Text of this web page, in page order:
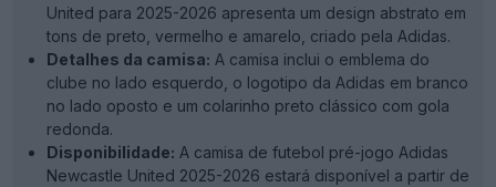
United para 2025-2026 apresenta um design abstrato em
tons de preto, vermelho e amarelo, criado pela Adidas.
Detalhes da camisa: A camisa inclui o emblema do
clube no lado esquerdo, o logotipo da Adidas em branco
no lado oposto e um colarinho preto clássico com gola
redonda.
Disponibilidade: A camisa de futebol pré-jogo Adidas
Newcastle United 2025-2026 estará disponível a partir de